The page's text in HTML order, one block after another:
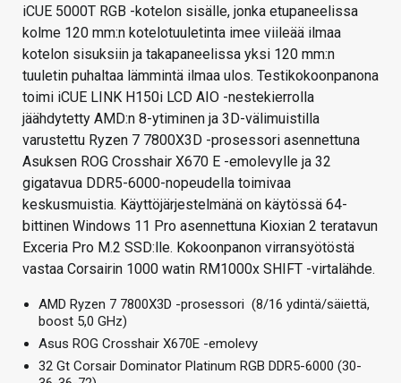
iCUE 5000T RGB -kotelon sisälle, jonka etupaneelissa
kolme 120 mm:n kotelotuuletinta imee viileää ilmaa
kotelon sisuksiin ja takapaneelissa yksi 120 mm:n
tuuletin puhaltaa lämmintä ilmaa ulos. Testikokoonpanona
toimi iCUE LINK H150i LCD AIO -nestekierrolla
jäähdytetty AMD:n 8-ytiminen ja 3D-välimuistilla
varustettu Ryzen 7 7800X3D -prosessori asennettuna
Asuksen ROG Crosshair X670 E -emolevylle ja 32
gigatavua DDR5-6000-nopeudella toimivaa
keskusmuistia. Käyttöjärjestelmänä on käytössä 64-
bittinen Windows 11 Pro asennettuna Kioxian 2 teratavun
Exceria Pro M.2 SSD:lle. Kokoonpanon virransyötöstä
vastaa Corsairin 1000 watin RM1000x SHIFT -virtalähde.
AMD Ryzen 7 7800X3D -prosessori (8/16 ydintä/säiettä,
boost 5,0 GHz)
Asus ROG Crosshair X670E -emolevy
32 Gt Corsair Dominator Platinum RGB DDR5-6000 (30-